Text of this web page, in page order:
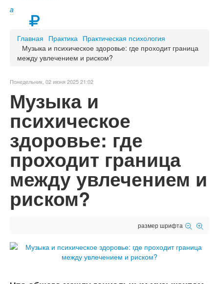
a
Главная Практика Практическая психология
Музыка и психическое здоровье: где проходит граница
между увлечением и риском?
Понедельник, 02 июня 2025 21:02
Музыка и
психическое
здоровье: где
проходит граница
между увлечением и
риском?
размер шрифта